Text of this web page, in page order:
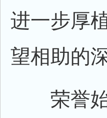
进一步厚
望相助的
荣誉始